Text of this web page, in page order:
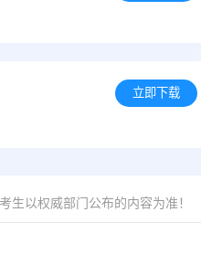
立即下载
以权威部门公布的内容为准！